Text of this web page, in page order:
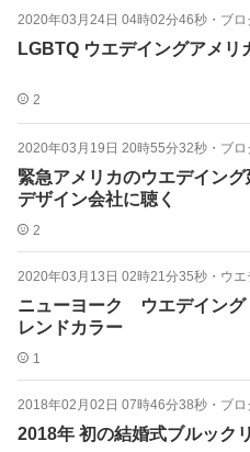
2020年03月24日 04時02分46秒 ・ ブロ
LGBTQ ウエデイングアメ
2
2020年03月19日 20時55分32秒 ・ ブロ
緊急アメリカのウエデイン
デザイン会社に聴く
2
2020年03月13日 02時21分35秒 ・ ウ
ニューヨーク ウエデイン
レンドカラー
1
2018年02月02日 07時46分38秒 ・ ブロ
2018年 初の結婚式ブルック